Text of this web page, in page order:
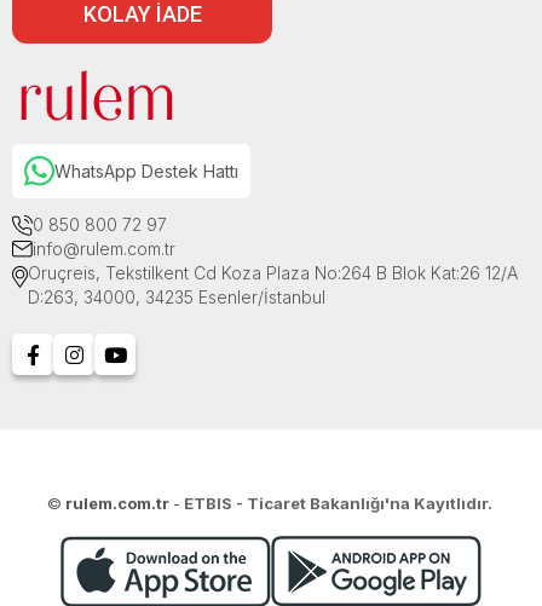
KOLAY İADE
WhatsApp Destek Hattı
0 850 800 72 97
info@rulem.com.tr
Oruçreis, Tekstilkent Cd Koza Plaza No:264 B Blok Kat:26 12/A
D:263, 34000, 34235 Esenler/İstanbul
© rulem.com.tr - ETBIS - Ticaret Bakanlığı'na Kayıtlıdır.